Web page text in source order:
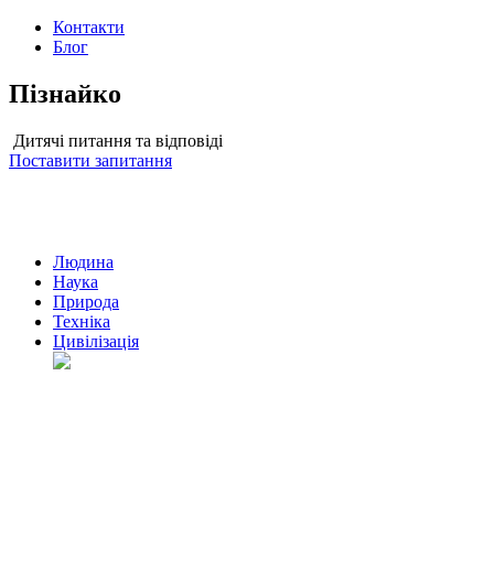
Контакти
Блог
Пізнайко
Дитячі питання та відповіді
Поставити запитання
Людина
Наука
Природа
Техніка
Цивілізація